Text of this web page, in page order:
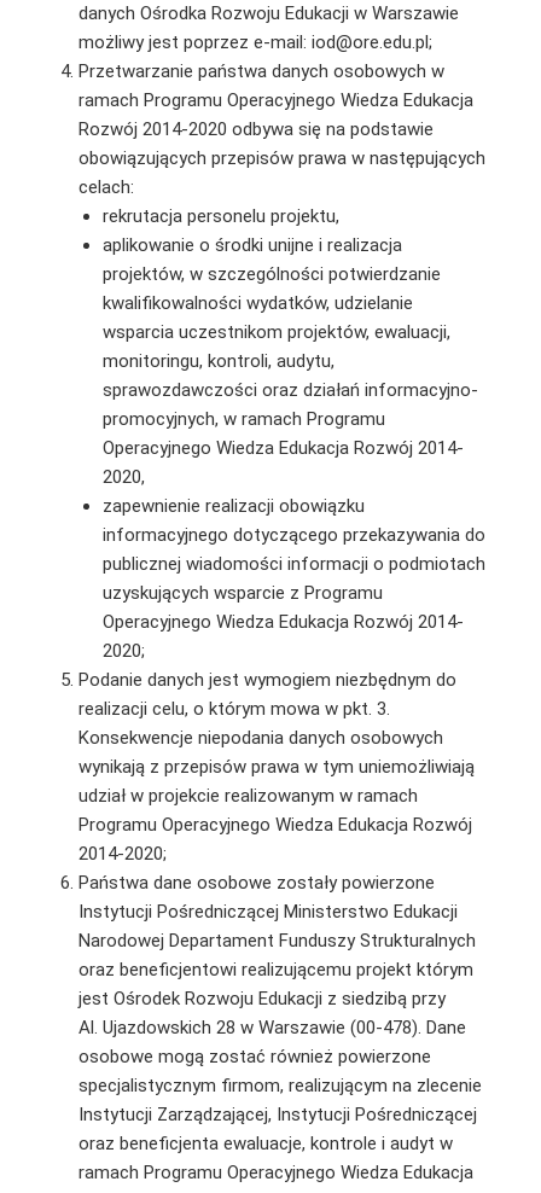
danych Ośrodka Rozwoju Edukacji w Warszawie
możliwy jest poprzez e-mail: iod@ore.edu.pl;
Przetwarzanie państwa danych osobowych w
ramach Programu Operacyjnego Wiedza Edukacja
Rozwój 2014-2020 odbywa się na podstawie
obowiązujących przepisów prawa w następujących
celach:
rekrutacja personelu projektu,
aplikowanie o środki unijne i realizacja
projektów, w szczególności potwierdzanie
kwalifikowalności wydatków, udzielanie
wsparcia uczestnikom projektów, ewaluacji,
monitoringu, kontroli, audytu,
sprawozdawczości oraz działań informacyjno-
promocyjnych, w ramach Programu
Operacyjnego Wiedza Edukacja Rozwój 2014-
2020,
zapewnienie realizacji obowiązku
informacyjnego dotyczącego przekazywania do
publicznej wiadomości informacji o podmiotach
uzyskujących wsparcie z Programu
Operacyjnego Wiedza Edukacja Rozwój 2014-
2020;
Podanie danych jest wymogiem niezbędnym do
realizacji celu, o którym mowa w pkt. 3.
Konsekwencje niepodania danych osobowych
wynikają z przepisów prawa w tym uniemożliwiają
udział w projekcie realizowanym w ramach
Programu Operacyjnego Wiedza Edukacja Rozwój
2014-2020;
Państwa dane osobowe zostały powierzone
Instytucji Pośredniczącej Ministerstwo Edukacji
Narodowej Departament Funduszy Strukturalnych
oraz beneficjentowi realizującemu projekt którym
jest Ośrodek Rozwoju Edukacji z siedzibą przy
Al. Ujazdowskich 28 w Warszawie (00-478). Dane
osobowe mogą zostać również powierzone
specjalistycznym firmom, realizującym na zlecenie
Instytucji Zarządzającej, Instytucji Pośredniczącej
oraz beneficjenta ewaluacje, kontrole i audyt w
ramach Programu Operacyjnego Wiedza Edukacja